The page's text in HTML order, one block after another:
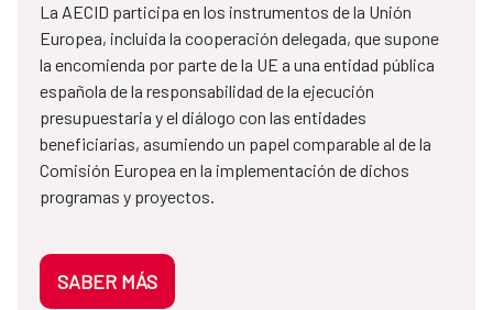
La AECID participa en los instrumentos de la Unión
Europea, incluida la cooperación delegada, que supone
la encomienda por parte de la UE a una entidad pública
española de la responsabilidad de la ejecución
presupuestaria y el diálogo con las entidades
beneficiarias, asumiendo un papel comparable al de la
Comisión Europea en la implementación de dichos
programas y proyectos.
SABER MÁS